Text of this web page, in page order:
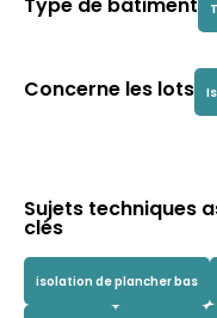
Concerne les lots
Sujets techniques
clés
isolation de plancher bas